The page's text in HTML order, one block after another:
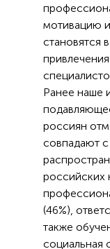
мотивацию
становятся
Ранее наше
россиян
совпадают
российских
(46%),
также
социальная